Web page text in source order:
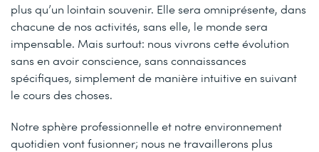
plus qu’un lointain souvenir. Elle sera omniprésente, dans
chacune de nos activités, sans elle, le monde sera
impensable. Mais surtout: nous vivrons cette évolution
sans en avoir conscience, sans connaissances
spécifiques, simplement de manière intuitive en suivant
le cours des choses.
Notre sphère professionnelle et notre environnement
quotidien vont fusionner; nous ne travaillerons plus